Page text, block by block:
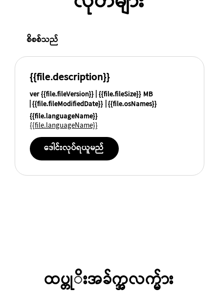
စိစစ်သည်
{{file.description}}
ver {{file.fileVersion}} {{file.fileSize}} MB
{{file.fileModifiedDate}} {{file.osNames}}
{{file.languageName}}
{{file.languageName}}
ဒေါင်းလုပ်ရယူမည်
ထပ္တုိးအခ်က္အလက္မ်ား